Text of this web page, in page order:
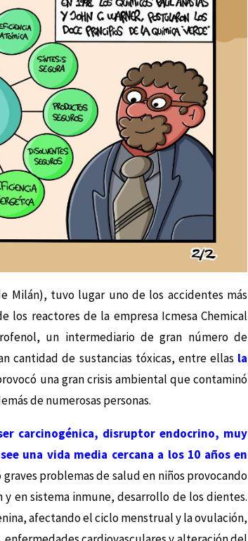
Milán), tuvo lugar uno de los accidentes más
reactores de la empresa Icmesa Chemical
un intermediario de gran número de
cantidad de sustancias tóxicas, entre ellas la
una gran crisis ambiental que contaminó
de numerosas personas.
carcinogénica, disruptor endocrino, muy
una vida media cercana a los 10 años en
problemas de salud en niños provocando
en sistema inmune, desarrollo de los dientes.
afectando el ciclo menstrual y la ovulación,